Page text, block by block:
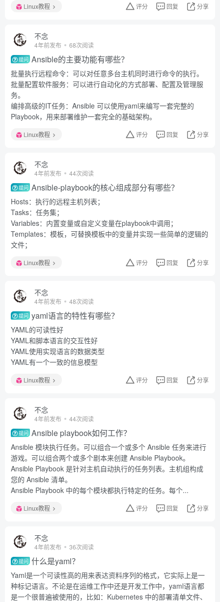
Linux教程 评分 回复 分享
不念
4年前发布 68次阅读
提问 Ansible的主要功能有哪些？
批量执行远程命令：可以对任意多台主机同时进行命令的执行。
批量配置软件服务：可以进行自动化的方式部署、配置及管理服
务。
编排高级的IT任务：Ansible 可以使用yaml来编写一套完整的
Playbook，用来部署维护一套完全的基础架构。
Linux教程 评分 回复 分享
不念
4年前发布 44次阅读
提问 Ansible-playbook的核心组成部分有哪些？
Hosts：执行的远程主机列表；
Tasks：任务集；
Variables：内置变量或自定义变量在playbook中调用；
Templates：模板，可替换模板中的变量并实现一些简单的逻辑的
文件；
Linux教程 评分 回复 分享
不念
4年前发布 48次阅读
提问 yaml语言的特性有哪些？
YAML的可读性好
YAML和脚本语言的交互性好
YAML使用实现语言的数据类型
YAML有一个一致的信息模型
Linux教程 评分 回复 分享
不念
4年前发布 44次阅读
提问 Ansible playbook如何工作？
Ansible 模块执行任务。可以组合一个或多个 Ansible 任务来进行
游戏。可以组合两个或多个剧本来创建 Ansible Playbook。
Ansible Playbook 是针对主机自动执行的任务列表。主机组构成
您的 Ansible 清单。
Ansible Playbook 中的每个模块都执行特定的任务。每个...
Linux教程 评分 回复 分享
不念
4年前发布 36次阅读
提问 什么是yaml？
Yaml是一个可读性高的用来表达资料序列的格式，它实际上是一
种标记语言。不论是在运维工作中还是开发工作中，yaml语言都
是一个很普遍被使用的，比如：Kubernetes 中的部署清单文件、